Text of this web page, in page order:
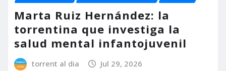
Marta Ruiz Hernández: la
torrentina que investiga la
salud mental infantojuvenil
torrent al dia Jul 29, 2026